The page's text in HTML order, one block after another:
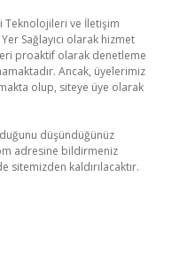
Teknolojileri ve İletişim
Sağlayıcı olarak hizmet
proaktif olarak denetleme
Ancak, üyelerimiz
olup, siteye üye olarak
düşündüğünüz
adresine bildirmeniz
sitemizden kaldırılacaktır.